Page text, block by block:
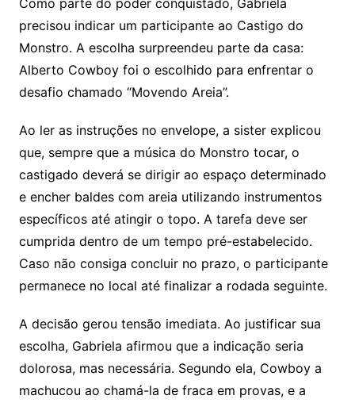
precisou indicar um participante ao Castigo do
Monstro. A escolha surpreendeu parte da casa:
Alberto Cowboy foi o escolhido para enfrentar o
desafio chamado “Movendo Areia”.
Ao ler as instruções no envelope, a sister explicou
que, sempre que a música do Monstro tocar, o
castigado deverá se dirigir ao espaço determinado
e encher baldes com areia utilizando instrumentos
específicos até atingir o topo. A tarefa deve ser
cumprida dentro de um tempo pré-estabelecido.
Caso não consiga concluir no prazo, o participante
permanece no local até finalizar a rodada seguinte.
A decisão gerou tensão imediata. Ao justificar sua
escolha, Gabriela afirmou que a indicação seria
dolorosa, mas necessária. Segundo ela, Cowboy a
machucou ao chamá-la de fraca em provas, e a